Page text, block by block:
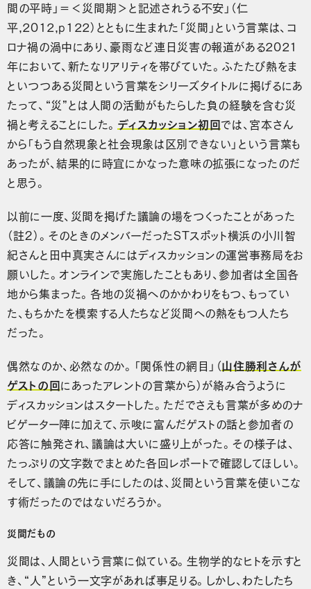
間の平時」＝＜災間期＞と記述されうる不安」（仁
平,2012,p122）とともに生まれた「災間」という言葉は、コ
ロナ禍の渦中にあり、豪雨など連日災害の報道がある2021
年において、新たなリアリティを帯びていた。ふたたび熱をま
といつつある災間という言葉をシリーズタイトルに掲げるにあ
たって、“災”とは人間の活動がもたらした負の経験を含む災
禍と考えることにした。 ディスカッション初回では、宮本さん
から「もう自然現象と社会現象は区別できない」という言葉も
あったが、結果的に時宜にかなった意味の拡張になったのだ
と思う。
以前に一度、災間を掲げた議論の場をつくったことがあった
（註２）。そのときのメンバーだったSTスポット横浜の小川智
紀さんと田中真実さんにはディスカッションの運営事務局をお
願いした。オンラインで実施したこともあり、参加者は全国各
地から集まった。各地の災禍へのかかわりをもつ、もってい
た、もちかたを模索する人たちなど災間への熱をもつ人たち
だった。
偶然なのか、必然なのか。「関係性の網目」（山住勝利さんが
ゲストの回にあったアレントの言葉から）が絡み合うように
ディスカッションはスタートした。ただでさえも言葉が多めのナ
ビゲーター陣に加えて、示唆に富んだゲストの話と参加者の
応答に触発され、議論は大いに盛り上がった。その様子は、
たっぷりの文字数でまとめた各回レポートで確認してほしい。
そして、議論の先に手にしたのは、災間という言葉を使いこな
す術だったのではないだろうか。
災間だもの
災間は、人間という言葉に似ている。生物学的なヒトを示すと
き、“人”という一文字があれば事足りる。しかし、わたしたち